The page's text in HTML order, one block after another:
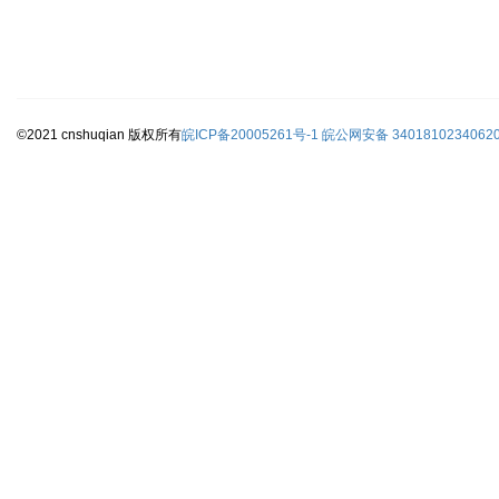
©2021 cnshuqian 版权所有皖ICP备20005261号-1 皖公网安备